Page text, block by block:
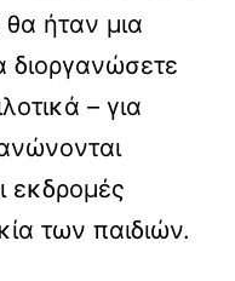
ήταν μια
διοργανώσετε
– για
εκδρομές
των παιδιών.